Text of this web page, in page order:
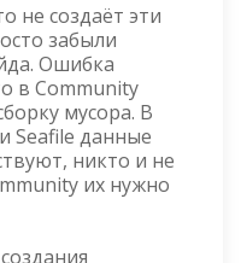
не создаёт эти
забыли
Ошибка
в Community
мусора. В
Seafile данные
никто и не
их нужно